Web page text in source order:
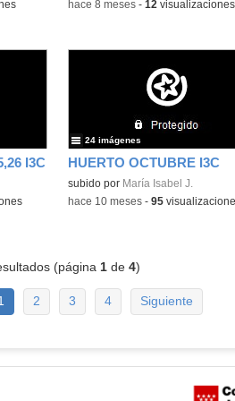
-hace 8 meses- 12 visualizaciones
I3C HUERTO OCTUBRE I3C
subido por María Isabel J.
24 imágenes
-hace 10 meses- 95
(página 1de 4)
2 3 4 Siguiente